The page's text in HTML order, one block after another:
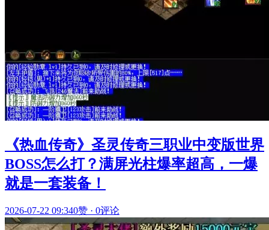
《热血传奇》圣灵传奇三职业中变版世界
BOSS怎么打？满屏光柱爆率超高，一爆
就是一套装备！
2026-07-22 09:340赞 · 0评论